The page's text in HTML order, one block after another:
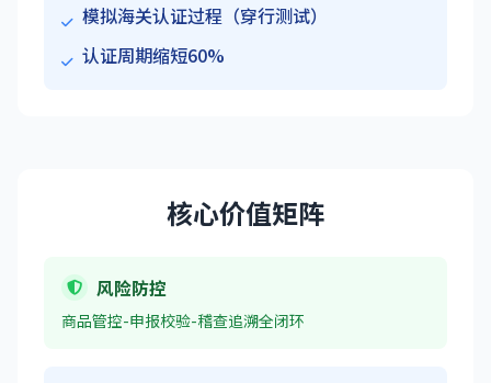
模拟海关认证过程（穿行测试）
认证周期缩短60%
核心价值矩阵
风险防控
商品管控-申报校验-稽查追溯全闭环